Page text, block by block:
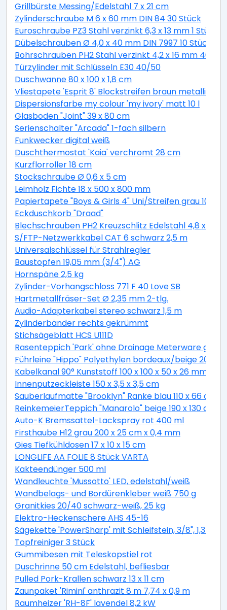
Grillbürste Messing/Edelstahl 7 x 21 cm
Zylinderschraube M 6 x 60 mm DIN 84 30 Stück
Euroschraube PZ3 Stahl verzinkt 6,3 x 13 mm 1 Stück
Dübelschrauben Ø 4,0 x 40 mm DIN 7997 10 Stück
Bohrschrauben PH2 Stahl verzinkt 4,2 x 16 mm 40
Türzylinder mit Schlüsseln E30 40/50
Duschwanne 80 x 100 x 1,8 cm
Vliestapete 'Esprit 8' Blockstreifen braun metallic
Dispersionsfarbe my colour 'my ivory' matt 10 l
Glasboden "Joint" 39 x 80 cm
Serienschalter "Arcada" 1-fach silbern
Funkwecker digital weiß
Duschthermostat 'Kaia' verchromt 28 cm
Kurzflorroller 18 cm
Stockschraube Ø 0,6 x 5 cm
Leimholz Fichte 18 x 500 x 800 mm
Papiertapete "Boys & Girls 4" Uni/Streifen grau 10,05
Eckduschkorb "Draad"
Blechschrauben PH2 Kreuzschlitz Edelstahl 4,8 x 19
S/FTP-Netzwerkkabel CAT 6 schwarz 2,5 m
Universalschlüssel für Strahlregler
Baustopfen 19,05 mm (3/4") AG
Hornspäne 2,5 kg
Zylinder-Vorhangschloss 771 F 40 Love SB
Hartmetallfräser-Set Ø 2,35 mm 2-tlg.
Audio-Adapterkabel stereo schwarz 1,5 m
Zylinderbänder rechts gekrümmt
Stichsägeblatt HCS U111D
Rasenteppich 'Park' ohne Drainage Meterware
Führleine "Hippo" Polyethylen bordeaux/beige 200
Kabelkanal 90° Kunststoff 100 x 100 x 50 x 26 mm
Innenputzeckleiste 150 x 3,5 x 3,5 cm
Sauberlaufmatte "Brooklyn" Ranke blau 110 x 66 cm
ReinkemeierTeppich "Manarolo" beige 190 x 130 cm
Auto-K Bremssattel-Lackspray rot 400 ml
Firsthaube H12 grau 200 x 25 cm x 0,4 mm
Gies Tiefkühldosen 17 x 10 x 15 cm
LONGLIFE AA FOLIE 8 Stück VARTA
Kakteendünger 500 ml
Wandleuchte 'Mussotto' LED, edelstahl/weiß
Wandbelags- und Bordürenkleber weiß 750 g
Granitkies 20/40 schwarz-weiß, 25 kg
Elektro-Heckenschere AHS 45-16
Sägekette 'PowerSharp' mit Schleifstein, 3/8", 1,3
Topfreiniger 3 Stück
Gummibesen mit Teleskopstiel rot
Duschrinne 50 cm Edelstahl, befliesbar
Pulled Pork-Krallen schwarz 13 x 11 cm
Zaunpaket 'Rimini' anthrazit 8 m 7,74 x 0,9 m
Raumheizer 'RH-8F' lavendel 8,2 kW